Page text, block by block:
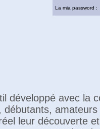
La mia password :
développé avec la
débutants,
leur découverte